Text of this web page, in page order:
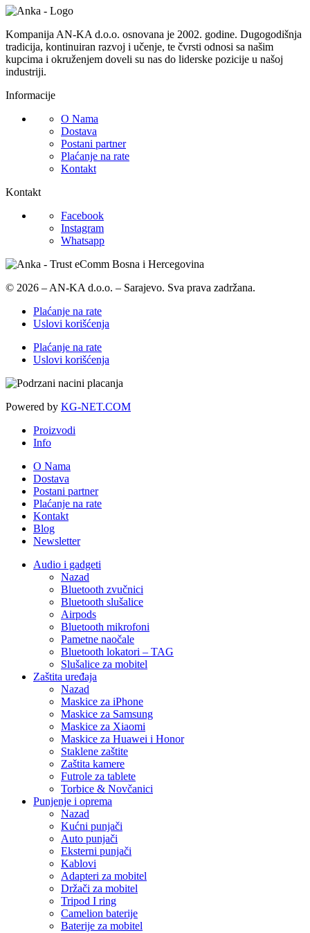
Kompanija AN-KA d.o.o. osnovana je 2002. godine. Dugogodišnja
tradicija, kontinuiran razvoj i učenje, te čvrsti odnosi sa našim
kupcima i okruženjem doveli su nas do liderske pozicije u našoj
industriji.
Informacije
O Nama
Dostava
Postani partner
Plaćanje na rate
Kontakt
Kontakt
Facebook
Instagram
Whatsapp
© 2026 – AN-KA d.o.o. – Sarajevo. Sva prava zadržana.
Plaćanje na rate
Uslovi korišćenja
Plaćanje na rate
Uslovi korišćenja
Powered by KG-NET.COM
Proizvodi
Info
O Nama
Dostava
Postani partner
Plaćanje na rate
Kontakt
Blog
Newsletter
Audio i gadgeti
Nazad
Bluetooth zvučnici
Bluetooth slušalice
Airpods
Bluetooth mikrofoni
Pametne naočale
Bluetooth lokatori – TAG
Slušalice za mobitel
Zaštita uređaja
Nazad
Maskice za iPhone
Maskice za Samsung
Maskice za Xiaomi
Maskice za Huawei i Honor
Staklene zaštite
Zaštita kamere
Futrole za tablete
Torbice & Novčanici
Punjenje i oprema
Nazad
Kućni punjači
Auto punjači
Eksterni punjači
Kablovi
Adapteri za mobitel
Držači za mobitel
Tripod I ring
Camelion baterije
Baterije za mobitel